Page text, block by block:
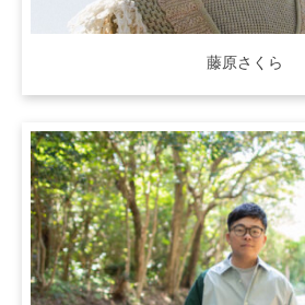
藤原さくら